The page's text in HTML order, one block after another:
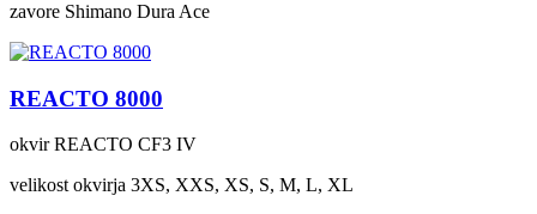
zavore Shimano Dura Ace
REACTO 8000
okvir REACTO CF3 IV
velikost okvirja 3XS, XXS, XS, S, M, L, XL